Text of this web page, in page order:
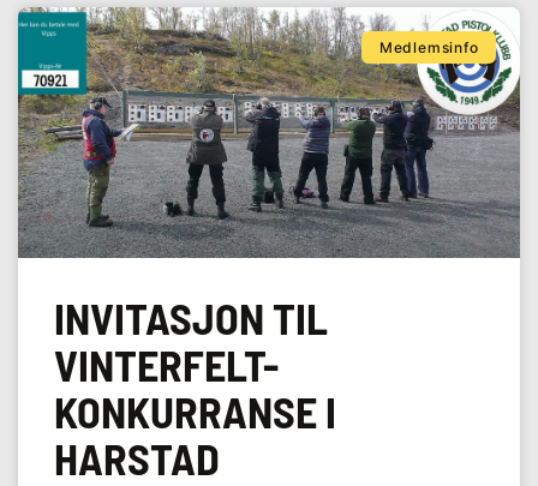
Medlemsinfo
INVITASJON TIL
VINTERFELT-
KONKURRANSE I
HARSTAD